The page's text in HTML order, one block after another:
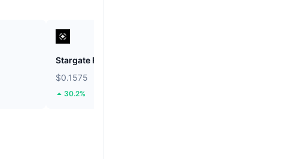
Stargate Finance
$0.1575
30.2%